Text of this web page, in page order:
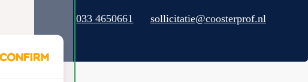
033 4650661 sollicitatie@coosterprof.nl